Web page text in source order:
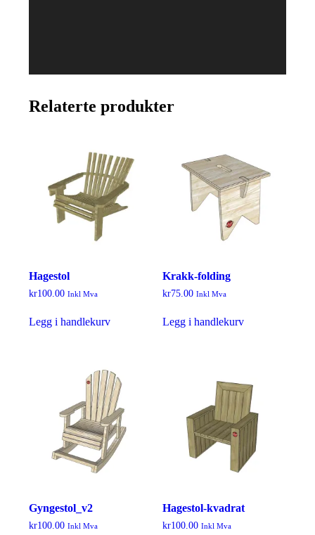
Relaterte produkter
Hagestol
kr100.00 Inkl Mva
Legg i handlekurv
Krakk-folding
kr75.00 Inkl Mva
Legg i handlekurv
Gyngestol_v2
kr100.00 Inkl Mva
Hagestol-kvadrat
kr100.00 Inkl Mva